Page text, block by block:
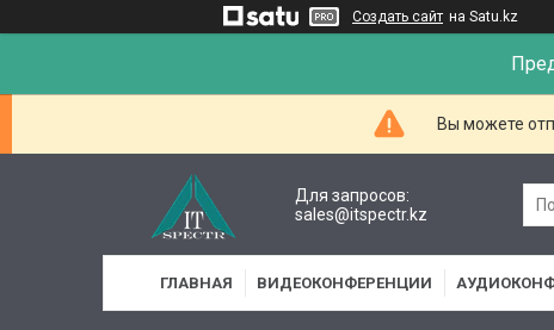
Создать сайт на Satu.kz
Вы можете
Для запросов:
sales@itspectr.kz
ГЛАВНАЯ ВИДЕОКОНФЕРЕНЦИИ